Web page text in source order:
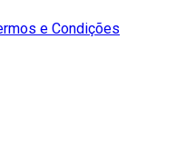
e Condições